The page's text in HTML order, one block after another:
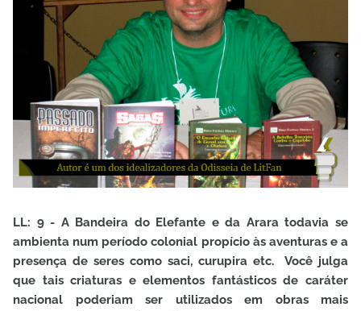
LL: 9 - A Bandeira do Elefante e da Arara todavia se
ambienta num período colonial propício às aventuras e a
presença de seres como saci, curupira etc. Você julga
que tais criaturas e elementos fantásticos de caráter
nacional poderiam ser utilizados em obras mais